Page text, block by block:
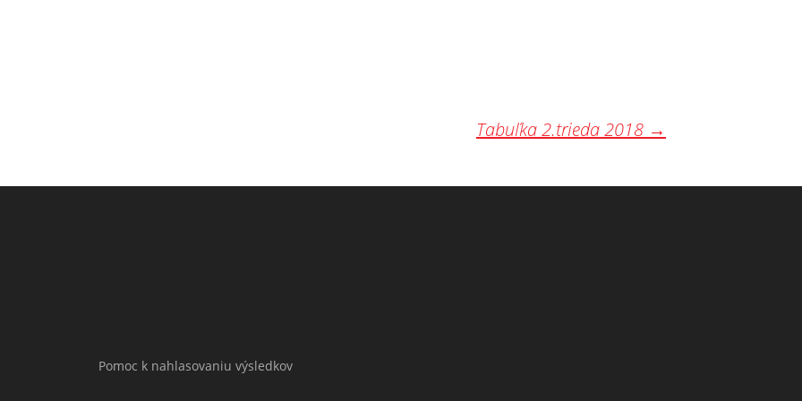
Tabuľka 2.trieda 2018 →
Pomoc k nahlasovaniu výsledkov